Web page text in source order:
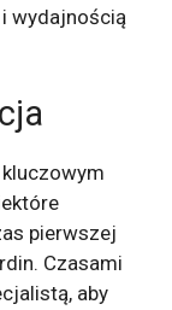
wydajnością
pierwszej
Czasami
aby